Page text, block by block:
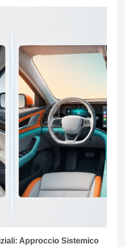
Approccio Sistemico